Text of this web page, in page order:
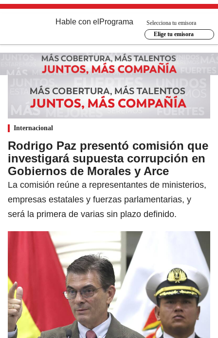
Hable con el Programa
Selecciona tu emisora
Elige tu emisora
Internacional
Rodrigo Paz presentó comisión que
investigará supuesta corrupción en
Gobiernos de Morales y Arce
La comisión reúne a representantes de ministerios,
empresas estatales y fuerzas parlamentarias, y
será la primera de varias sin plazo definido.